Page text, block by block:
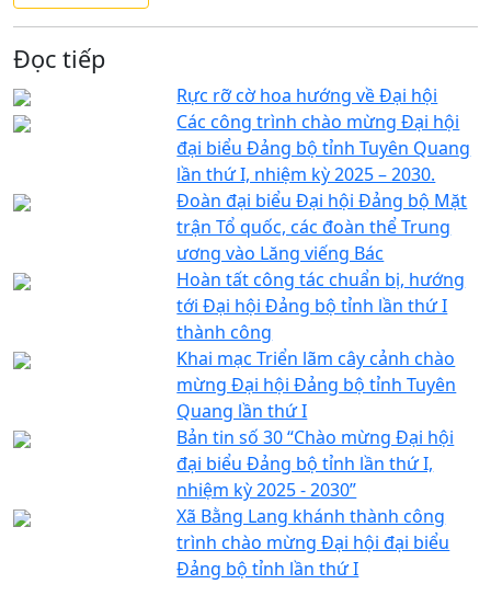
Đọc tiếp
Rực rỡ cờ hoa hướng về Đại hội
Các công trình chào mừng Đại hội
đại biểu Đảng bộ tỉnh Tuyên Quang
lần thứ I, nhiệm kỳ 2025 – 2030.
Đoàn đại biểu Đại hội Đảng bộ Mặt
trận Tổ quốc, các đoàn thể Trung
ương vào Lăng viếng Bác
Hoàn tất công tác chuẩn bị, hướng
tới Đại hội Đảng bộ tỉnh lần thứ I
thành công
Khai mạc Triển lãm cây cảnh chào
mừng Đại hội Đảng bộ tỉnh Tuyên
Quang lần thứ I
Bản tin số 30 “Chào mừng Đại hội
đại biểu Đảng bộ tỉnh lần thứ I,
nhiệm kỳ 2025 - 2030”
Xã Bằng Lang khánh thành công
trình chào mừng Đại hội đại biểu
Đảng bộ tỉnh lần thứ I